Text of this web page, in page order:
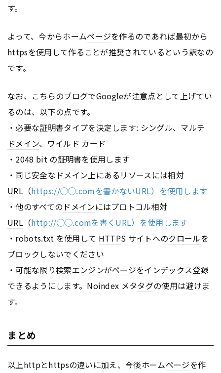
す。
よって、今からホームページを作るのであれば最初から
httpsを使用して作ることが推奨されているという訳なの
です。
なお、こちらのブログでGoogleが注意点として上げてい
るのは、以下の点です。
・必要な証明書タイプを決定します: シングル、マルチ
ドメイン、ワイルド カード
・2048 bit の証明書を使用します
・同じ安全な ドメイン 上にあるリソースには相対
URL （https://◯◯.comを書かないURL）を使用します
・他のすべての ドメインにはプロトコル相対
URL （http://◯◯.comを書くURL）を使用します
・robots.txt を使用して HTTPS サイトへのクロールを
ブロックしないでください
・可能な限り検索エンジンがページをインデックス登録
できるようにします。Noindex メタタグの使用は避けま
す。
まとめ
以上httpとhttpsの違いに加え、今後ホームページを作